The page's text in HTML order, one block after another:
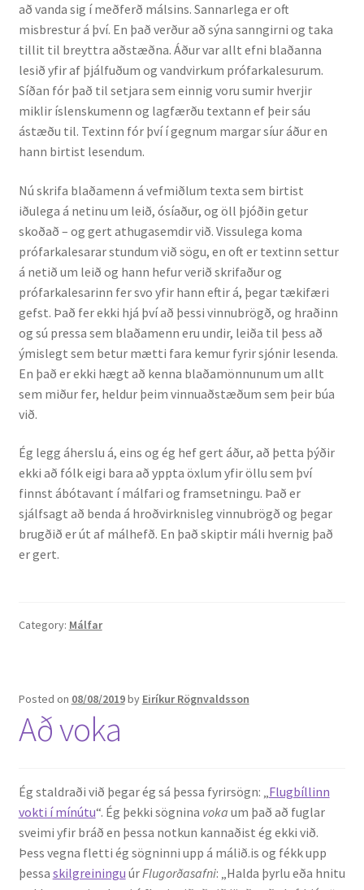
að vanda sig í meðferð málsins. Sannarlega er oft
misbrestur á því. En það verður að sýna sanngirni og taka
tillit til breyttra aðstæðna. Áður var allt efni blaðanna
lesið yfir af þjálfuðum og vandvirkum prófarkalesurum.
Síðan fór það til setjara sem einnig voru sumir hverjir
miklir íslenskumenn og lagfærðu textann ef þeir sáu
ástæðu til. Textinn fór því í gegnum margar síur áður en
hann birtist lesendum.
Nú skrifa blaðamenn á vefmiðlum texta sem birtist
iðulega á netinu um leið, ósíaður, og öll þjóðin getur
skoðað – og gert athugasemdir við. Vissulega koma
prófarkalesarar stundum við sögu, en oft er textinn settur
á netið um leið og hann hefur verið skrifaður og
prófarkalesarinn fer svo yfir hann eftir á, þegar tækifæri
gefst. Það fer ekki hjá því að þessi vinnubrögð, og hraðinn
og sú pressa sem blaðamenn eru undir, leiða til þess að
ýmislegt sem betur mætti fara kemur fyrir sjónir lesenda.
En það er ekki hægt að kenna blaðamönnunum um allt
sem miður fer, heldur þeim vinnuaðstæðum sem þeir búa
við.
Ég legg áherslu á, eins og ég hef gert áður, að þetta þýðir
ekki að fólk eigi bara að yppta öxlum yfir öllu sem því
finnst ábótavant í málfari og framsetningu. Það er
sjálfsagt að benda á hroðvirknisleg vinnubrögð og þegar
brugðið er út af málhefð. En það skiptir máli hvernig það
er gert.
Category: Málfar
Posted on 08/08/2019by Eiríkur Rögnvaldsson
Að voka
Ég staldraði við þegar ég sá þessa fyrirsögn: „ Flugbíllinn
vokti í mínútu“. Ég þekki sögnina voka um það að fuglar
sveimi yfir bráð en þessa notkun kannaðist ég ekki við.
Þess vegna fletti ég sögninni upp á málið.is og fékk upp
þessa skilgreiningu úr Flugorðasafni: „Halda þyrlu eða hnitu